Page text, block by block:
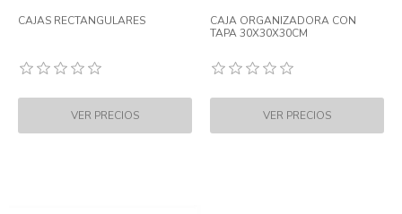
CAJAS RECTANGULARES
CAJA ORGANIZADORA CON
TAPA 30X30X30CM